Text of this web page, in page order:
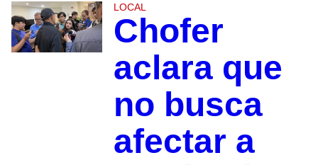
LOCAL
Chofer
aclara que
no busca
afectar a